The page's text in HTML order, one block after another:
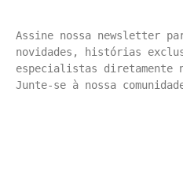
Assine nossa newsletter
novidades, histórias
especialistas diretamente
Junte-se à nossa